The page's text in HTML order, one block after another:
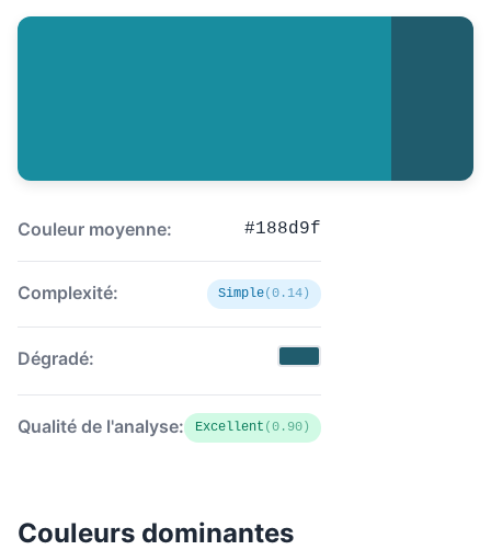
Couleur moyenne: #188d9f
Complexité: Simple(0.14)
Dégradé:
Qualité de l'analyse: Excellent (0.90)
Couleurs dominantes